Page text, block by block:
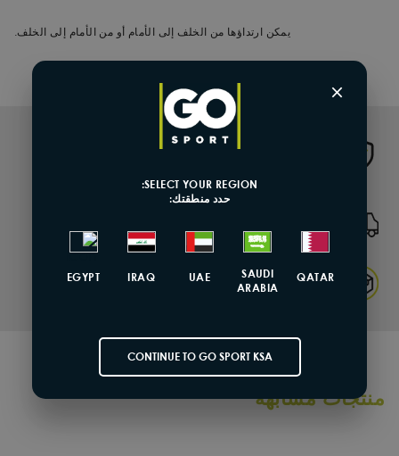
يمكن ارتداؤها من الخلف إلى الأمام أو من الأمام إلى الخلف.
Returns & Exchange
منتجات مشابهة
×
SELECT YOUR REGION:
حدد منطقتك:
QATAR
SAUDI
ARABIA
UAE
IRAQ
EGYPT
CONTINUE TO GO SPORT KSA